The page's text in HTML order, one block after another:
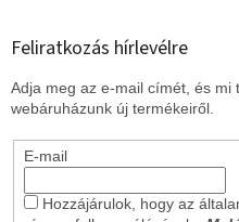
Feliratkozás hírlevélre
Adja meg az e-mail címét, és mi
webáruházunk új termékeiről.
E-mail
Hozzájárulok, hogy az